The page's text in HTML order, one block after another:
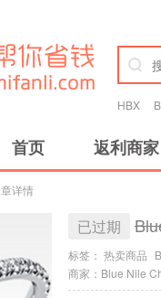
HBX
首页 返利商家
详情
已过期
标签： 热卖商品
商家：Blue Nile